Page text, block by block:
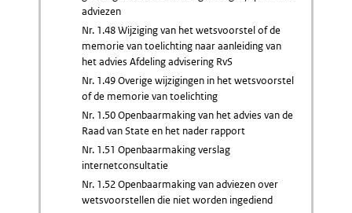
adviezen
Nr. 1.48 Wijziging van het wetsvoorstel of de
memorie van toelichting naar aanleiding van
het advies Afdeling advisering RvS
Nr. 1.49 Overige wijzigingen in het wetsvoorstel
of de memorie van toelichting
Nr. 1.50 Openbaarmaking van het advies van de
Raad van State en het nader rapport
Nr. 1.51 Openbaarmaking verslag
internetconsultatie
Nr. 1.52 Openbaarmaking van adviezen over
wetsvoorstellen die niet worden ingediend